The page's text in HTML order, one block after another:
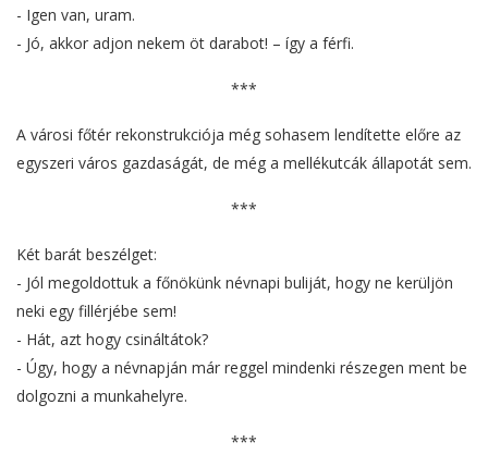
- Igen van, uram.
- Jó, akkor adjon nekem öt darabot! – így a férfi.
***
A városi főtér rekonstrukciója még sohasem lendítette előre az
egyszeri város gazdaságát, de még a mellékutcák állapotát sem.
***
Két barát beszélget:
- Jól megoldottuk a főnökünk névnapi buliját, hogy ne kerüljön
neki egy fillérjébe sem!
- Hát, azt hogy csináltátok?
- Úgy, hogy a névnapján már reggel mindenki részegen ment be
dolgozni a munkahelyre.
***